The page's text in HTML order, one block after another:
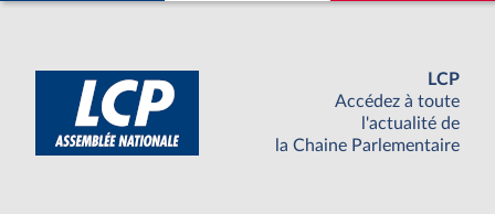
LCP
Accédez à toute
l'actualité de
la Chaine Parlementaire